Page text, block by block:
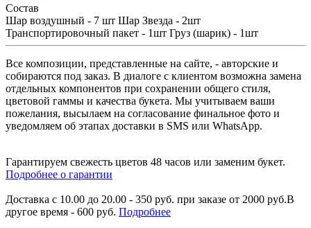
Состав
Шар воздушный - 7 шт Шар Звезда - 2шт
Транспортировочный пакет - 1шт Груз (шарик) - 1шт
Все композиции, представленные на сайте, - авторские и
собираются под заказ. В диалоге с клиентом возможна замена
отдельных компонентов при сохранении общего стиля,
цветовой гаммы и качества букета. Мы учитываем ваши
пожелания, высылаем на согласование финальное фото и
уведомляем об этапах доставки в SMS или WhatsApp.
Гарантируем свежесть цветов 48 часов или заменим букет.
Подробнее о гарантии
Доставка с 10.00 до 20.00 - 350 руб. при заказе от 2000 руб.В
другое время - 600 руб. Подробнее